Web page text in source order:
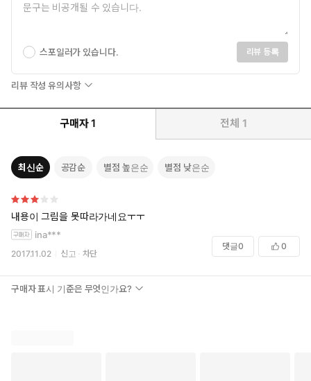
스포일러가 있습니다. 리뷰 등록
리뷰 작성 유의사항
구매자 1 전체 1
최신순 공감순 별점 높은순 별점 낮은순
내용이 그림을 못따라가네요ㅜㅜ
ina***
2017.11.02 신고 차단
댓글0 0
구매자 표시 기준은 무엇인가요?